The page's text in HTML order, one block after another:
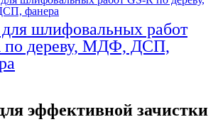
шлифовальных работ
по дереву, МДФ, ДСП,
эффективной зачистки